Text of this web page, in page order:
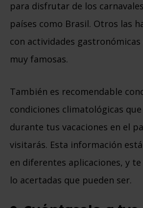
para disfrutar de los
países como Brasil. Otros las
con actividades
muy famosas.
También es recomendable
condiciones climatológicas
durante tus vacaciones en el
visitarás. Esta información
en diferentes aplicaciones, y
lo acertadas que pueden ser.